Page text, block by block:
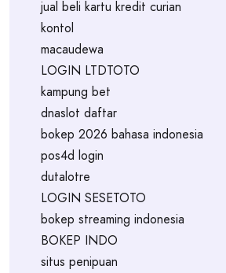
jual beli kartu kredit curian
kontol
macaudewa
LOGIN LTDTOTO
kampung bet
dnaslot daftar
bokep 2026 bahasa indonesia
pos4d login
dutalotre
LOGIN SESETOTO
bokep streaming indonesia
BOKEP INDO
situs penipuan